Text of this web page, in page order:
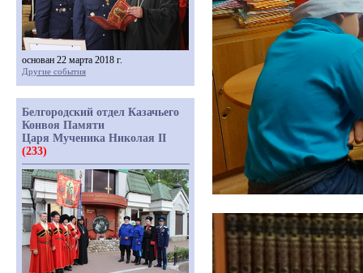
основан 22 марта 2018 г.
Другие события
Белгородский отдел Казачьего
Конвоя Памяти
Царя Мученика Николая II
(233)